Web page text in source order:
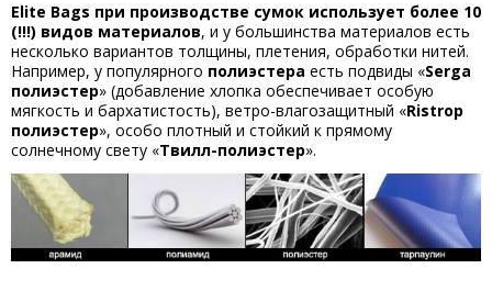
Elite Bags при производстве сумок использует более 10
(!!!) видов материалов, и у большинства материалов есть
несколько вариантов толщины, плетения, обработки нитей.
Например, у популярного полиэстера есть подвиды «Serga
полиэстер» (добавление хлопка обеспечивает особую
мягкость и бархатистость), ветро-влагозащитный «Ristrop
полиэстер», особо плотный и стойкий к прямому
солнечному свету «Твилл-полиэстер».